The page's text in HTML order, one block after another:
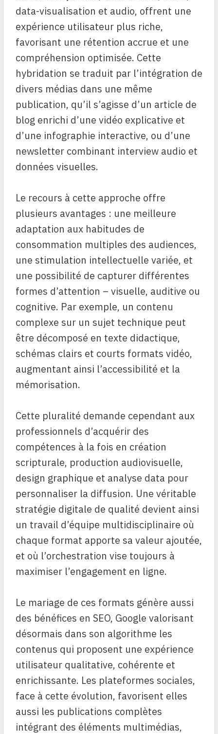
data-visualisation et audio, offrent une
expérience utilisateur plus riche,
favorisant une rétention accrue et une
compréhension optimisée. Cette
hybridation se traduit par l’intégration de
divers médias dans une même
publication, qu’il s’agisse d’un article de
blog enrichi d’une vidéo explicative et
d’une infographie interactive, ou d’une
newsletter combinant interview audio et
données visuelles.
Le recours à cette approche offre
plusieurs avantages : une meilleure
adaptation aux habitudes de
consommation multiples des audiences,
une stimulation intellectuelle variée, et
une possibilité de capturer différentes
formes d’attention – visuelle, auditive ou
cognitive. Par exemple, un contenu
complexe sur un sujet technique peut
être décomposé en texte didactique,
schémas clairs et courts formats vidéo,
augmentant ainsi l’accessibilité et la
mémorisation.
Cette pluralité demande cependant aux
professionnels d’acquérir des
compétences à la fois en création
scripturale, production audiovisuelle,
design graphique et analyse data pour
personnaliser la diffusion. Une véritable
stratégie digitale de qualité devient ainsi
un travail d’équipe multidisciplinaire où
chaque format apporte sa valeur ajoutée,
et où l’orchestration vise toujours à
maximiser l’engagement en ligne.
Le mariage de ces formats génère aussi
des bénéfices en SEO, Google valorisant
désormais dans son algorithme les
contenus qui proposent une expérience
utilisateur qualitative, cohérente et
enrichissante. Les plateformes sociales,
face à cette évolution, favorisent elles
aussi les publications complètes
intégrant des éléments multimédias,